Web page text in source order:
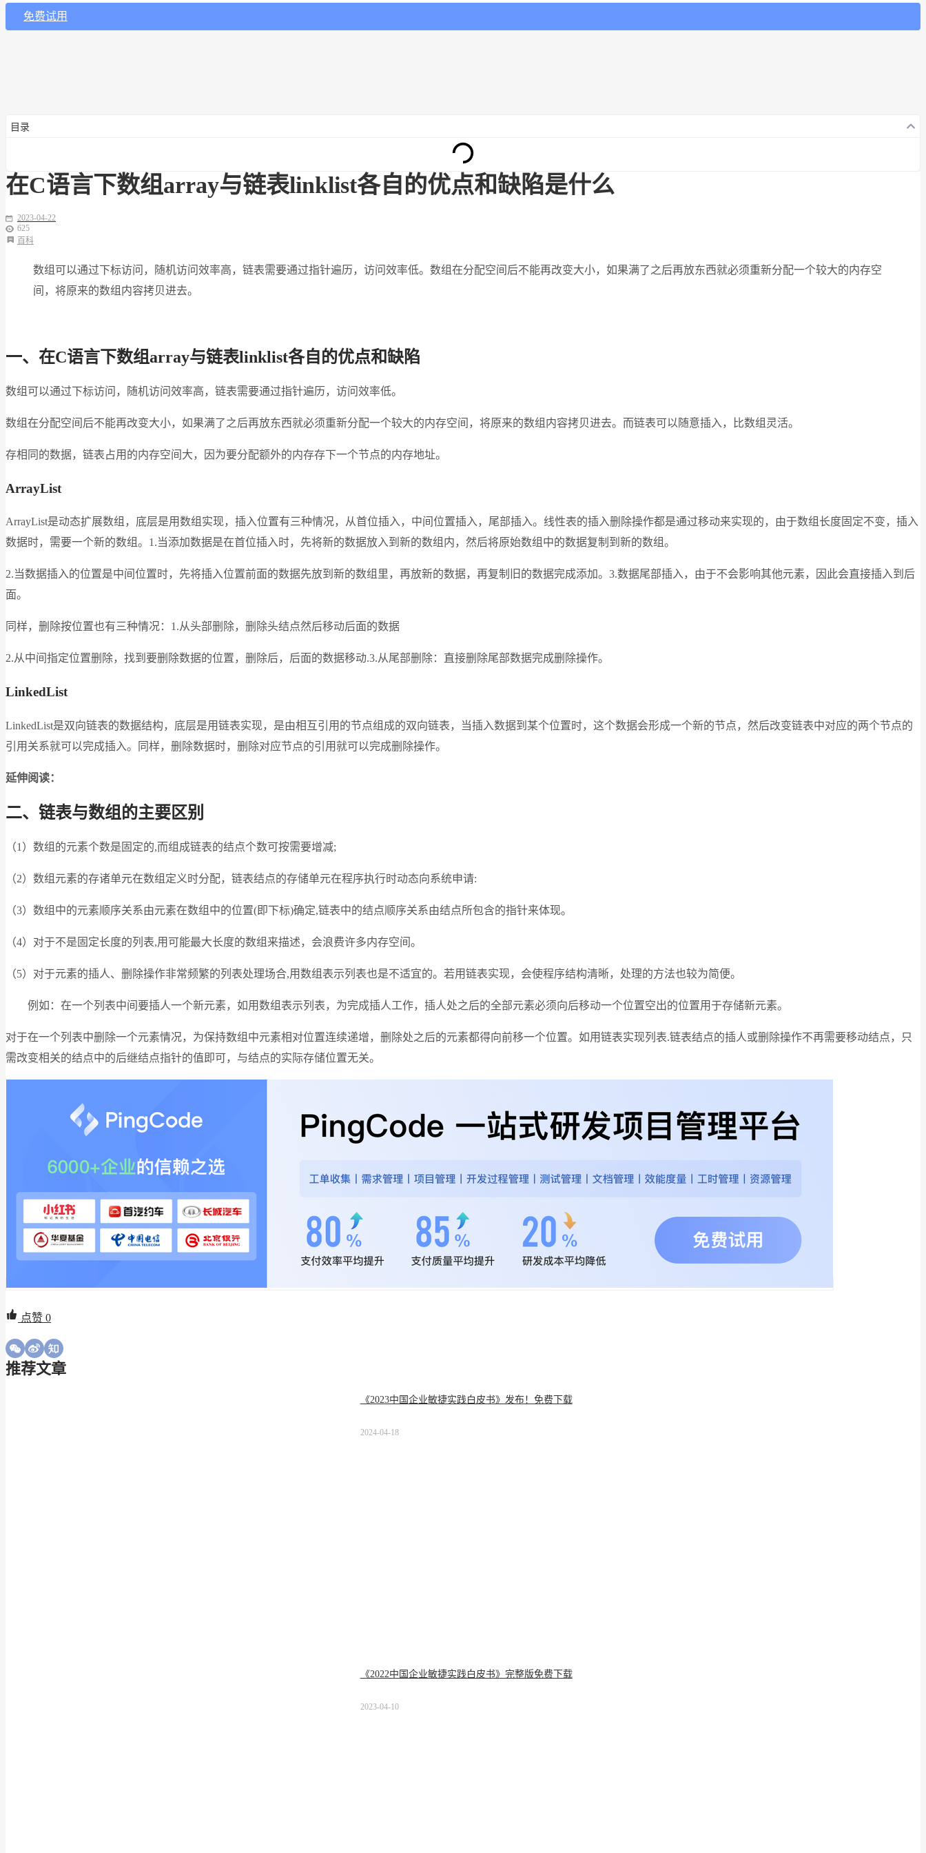
免费试用
目录
在C语言下数组array与链表linklist各自的优点和缺陷是什么
2023-04-22
625
百科
数组可以通过下标访问，随机访问效率高，链表需要通过指针遍历，访问效率低。数组在分配空间后不能再改变大小，如果满了之后再放东西就必须重新分配一个较大的内存空
间，将原来的数组内容拷贝进去。
一、在C语言下数组array与链表linklist各自的优点和缺陷
数组可以通过下标访问，随机访问效率高，链表需要通过指针遍历，访问效率低。
数组在分配空间后不能再改变大小，如果满了之后再放东西就必须重新分配一个较大的内存空间，将原来的数组内容拷贝进去。而链表可以随意插入，比数组灵活。
存相同的数据，链表占用的内存空间大，因为要分配额外的内存存下一个节点的内存地址。
ArrayList
ArrayList是动态扩展数组，底层是用数组实现，插入位置有三种情况，从首位插入，中间位置插入，尾部插入。线性表的插入删除操作都是通过移动来实现的，由于数组长度固定不变，插入
数据时，需要一个新的数组。1.当添加数据是在首位插入时，先将新的数据放入到新的数组内，然后将原始数组中的数据复制到新的数组。
2.当数据插入的位置是中间位置时，先将插入位置前面的数据先放到新的数组里，再放新的数据，再复制旧的数据完成添加。3.数据尾部插入，由于不会影响其他元素，因此会直接插入到后
面。
同样，删除按位置也有三种情况：1.从头部删除，删除头结点然后移动后面的数据
2.从中间指定位置删除，找到要删除数据的位置，删除后，后面的数据移动.3.从尾部删除：直接删除尾部数据完成删除操作。
LinkedList
LinkedList是双向链表的数据结构，底层是用链表实现，是由相互引用的节点组成的双向链表，当插入数据到某个位置时，这个数据会形成一个新的节点，然后改变链表中对应的两个节点的
引用关系就可以完成插入。同样，删除数据时，删除对应节点的引用就可以完成删除操作。
延伸阅读：
二、链表与数组的主要区别
（1）数组的元素个数是固定的,而组成链表的结点个数可按需要增减;
（2）数组元素的存诸单元在数组定义时分配，链表结点的存储单元在程序执行时动态向系统申请:
（3）数组中的元素顺序关系由元素在数组中的位置(即下标)确定,链表中的结点顺序关系由结点所包含的指针来体现。
（4）对于不是固定长度的列表,用可能最大长度的数组来描述，会浪费许多内存空间。
（5）对于元素的插人、删除操作非常频繁的列表处理场合,用数组表示列表也是不适宜的。若用链表实现，会使程序结构清晰，处理的方法也较为简便。
例如：在一个列表中间要插人一个新元素，如用数组表示列表，为完成插人工作，插人处之后的全部元素必须向后移动一个位置空出的位置用于存储新元素。
对于在一个列表中删除一个元素情况，为保持数组中元素相对位置连续递增，删除处之后的元素都得向前移一个位置。如用链表实现列表.链表结点的插人或删除操作不再需要移动结点，只
需改变相关的结点中的后继结点指针的值即可，与结点的实际存储位置无关。
点赞 0
推荐文章
《2023中国企业敏捷实践白皮书》发布！免费下载
2024-04-18
《2022中国企业敏捷实践白皮书》完整版免费下载
2023-04-10